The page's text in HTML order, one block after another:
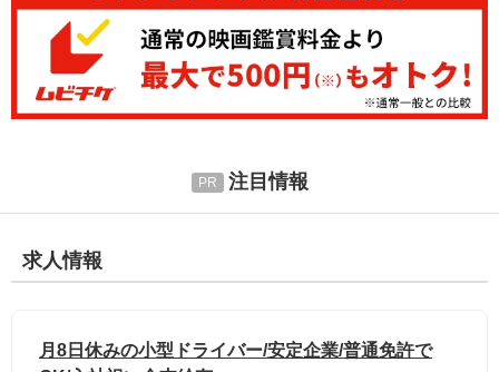
注目情報
求人情報
月8日休みの小型ドライバー/安定企業/普通免許で